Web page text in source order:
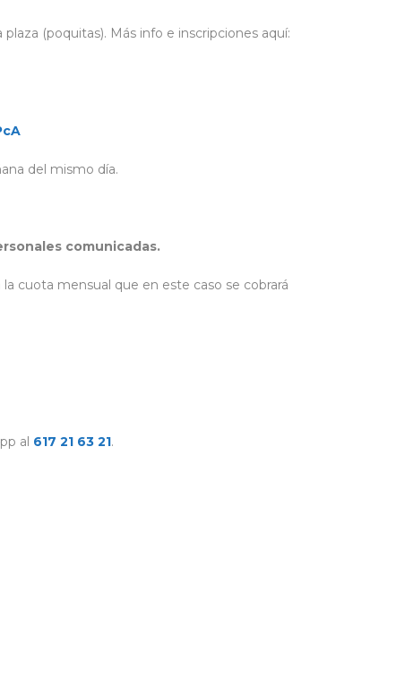
(poquitas). Más info e inscripciones aquí:
del mismo día.
comunicadas.
cuota mensual que en este caso se cobrará
al 617 21 63 21.